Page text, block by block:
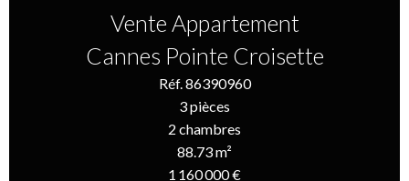
Vente Appartement
Cannes Pointe Croisette
Réf. 86390960
3 pièces
2 chambres
88.73 m²
1 160 000 €